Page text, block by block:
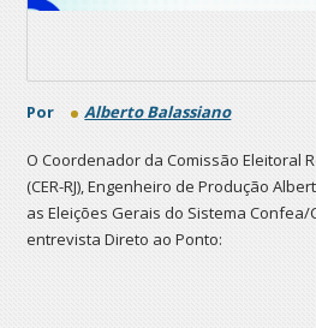
Por Alberto Balassiano
O Coordenador da Comissão Eleitoral
(CER-RJ), Engenheiro de Produção
as Eleições Gerais do Sistema Confea/
entrevista Direto ao Ponto: